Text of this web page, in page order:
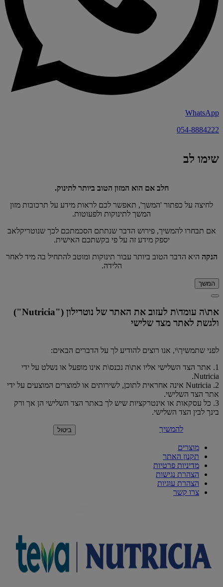
WhatsApp
054-8884222
שימו לב
חלב אם הוא המזון הטוב ביותר לתינוק.
לחיצה על כפתור 'המשך', תאפשר לכם לראות מידע על תרכובות מזון
המשך לתינוקות ולפעוטות.
אם תבחרו להמשיך, פירוש הדבר שנתתם הסכמתכם לכך שנוטריקלאב
יספק מידע זה על פי בקשתכם האישית.
הנקה היא הדבר הטוב ביותר עבור תינוקות ומוטב להתחיל בה מיד לאחר
הלידה.
המשך
את\ה עומד\ת לעזוב את האתר של נוטרילון ("Nutricia")
ולגשת לאתר מצד שלישי
לפני שתמשיך\י, אנו רוצים להודיע ​​לך על הדברים הבאים:
1. אתר הצד השלישי אליו את\ה נכנס\ת אינו מופעל או נשלט על ידי
Nutricia.
2. Nutricia אינה אחראית לתוכן, לשירותים או למוצרים המוצעים על ידי
אתר הצד השלישי.
3. כל עסקאות או אינטרקציות שיש לך באתר הצד השלישי הן אך ורק
בינך לבין הצד השלישי.
ביטול להמשיך
מוצרים
תקנון האתר
מדיניות פרטיות
הצהרת נגישות
הצהרת עוגיות
צרו קשר